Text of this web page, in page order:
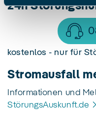
24h
kostenlos - nur für
Stromausfall
Informationen und
StörungsAuskunft.de